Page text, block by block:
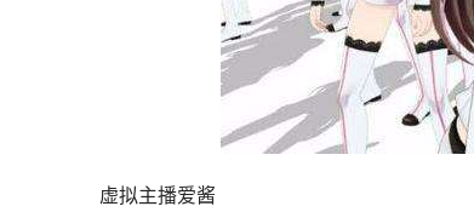
虚拟主播爱酱